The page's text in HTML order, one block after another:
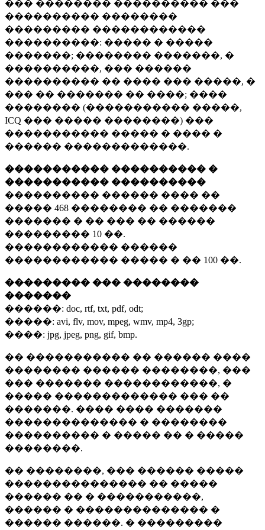
��� �������� ���������� ���
���������� ��������
��������� ������������
����������: ����� � �����
�������; �������� �������, �
����������, ��� ������
���������� �� ���� ��� �����, �
��� �� ������� �� ����; ����
�������� (����������� �����,
ICQ ��� ����� ��������) ���
����������� ����� � ���� �
������ �������������.
����������� ���������� �
����������� ����������
���������� ������ ���� ��
����� 468 �������� �� �������
������� � �� ��� �� ������
��������� 10 ��.
������������ ������
������������ ����� � �� 100 ��.
��������� ��� ��������
�������
������: doc, rtf, txt, pdf, odt;
�����: avi, flv, mov, mpeg, wmv, mp4, 3gp;
����: jpg, jpeg, png, gif, bmp.
�� ����������� �� ������ ����
�������� ������ ��������, ���
��� ������� ������������, �
����� ������������� ��� ��
�������. ���� ���� �������
�������������� � ��������
���������� � ����� �� � �����
��������.
�� ��������, ��� ������ �����
��������������� �� �����
������ �� � �����������,
������ � �������������� �
������ ������. � ���������